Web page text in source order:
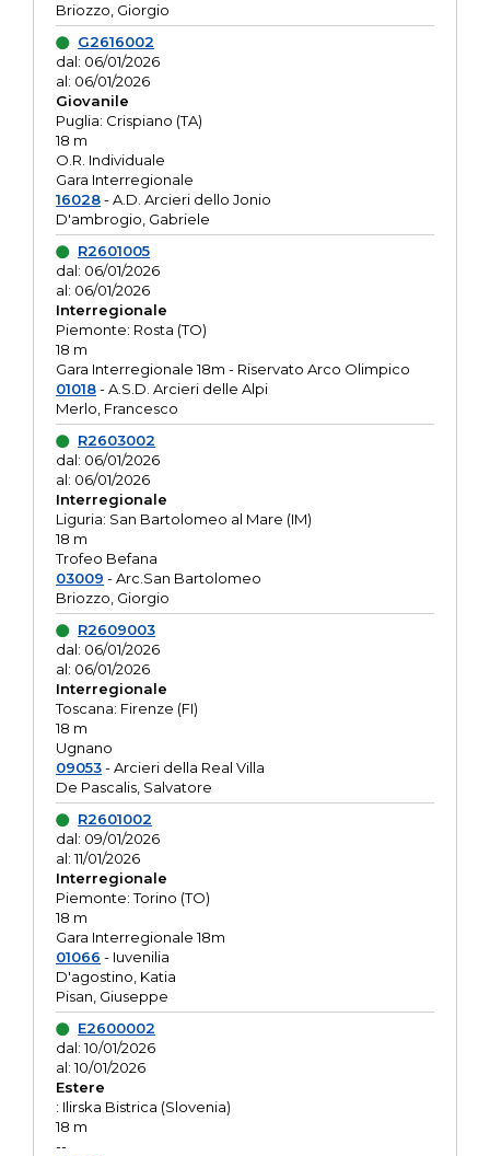
Briozzo, Giorgio
G2616002
dal: 06/01/2026
al: 06/01/2026
Giovanile
Puglia: Crispiano (TA)
18 m
O.R. Individuale
Gara Interregionale
16028- A.D. Arcieri dello Jonio
D'ambrogio, Gabriele
R2601005
dal: 06/01/2026
al: 06/01/2026
Interregionale
Piemonte: Rosta (TO)
18 m
Gara Interregionale 18m - Riservato Arco Olimpico
01018- A.S.D. Arcieri delle Alpi
Merlo, Francesco
R2603002
dal: 06/01/2026
al: 06/01/2026
Interregionale
Liguria: San Bartolomeo al Mare (IM)
18 m
Trofeo Befana
03009 - Arc.San Bartolomeo
Briozzo, Giorgio
R2609003
dal: 06/01/2026
al: 06/01/2026
Interregionale
Toscana: Firenze (FI)
18 m
Ugnano
09053- Arcieri della Real Villa
De Pascalis, Salvatore
R2601002
dal: 09/01/2026
al: 11/01/2026
Interregionale
Piemonte: Torino (TO)
18 m
Gara Interregionale 18m
01066 - Iuvenilia
D'agostino, Katia
Pisan, Giuseppe
E2600002
dal: 10/01/2026
al: 10/01/2026
Estere
: Ilirska Bistrica (Slovenia)
18 m
--